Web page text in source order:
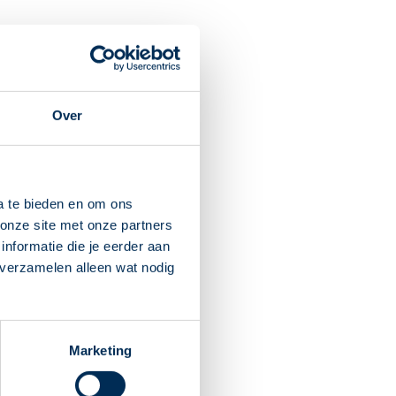
Over
te bieden en om ons
site met onze partners
die je eerder aan
alleen wat nodig
Marketing
met bacteriën, zoals
zitten.
kunnen zien of ziet u
last van uw maag? Slik